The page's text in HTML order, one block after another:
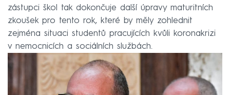
zástupci škol tak dokončuje další úpravy maturitních
zkoušek pro tento rok, které by měly zohlednit
zejména situaci studentů pracujících kvůli koronakrizi
v nemocnicích a sociálních službách.